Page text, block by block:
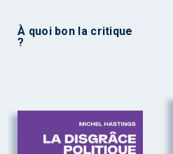
À quoi bon la critique
?